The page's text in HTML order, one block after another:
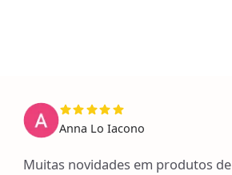
Anna Lo Iacono
Muitas novidades em produtos de